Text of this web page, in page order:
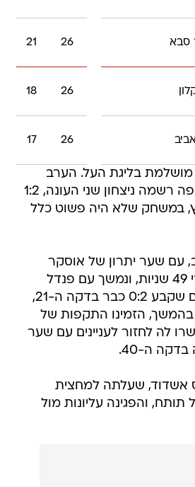
סבא 26
21
26
18
26
17
מושלמת בליגת העל. הערב
(ראשון) סגנית האלופה רשמה ניצחון שני העונה, 1:2
במשחק שלא היה פשוט כלל
עם שער יתרון של אוסקר
סקאריונה כבר אחרי 49 שניות, ונמשך עם פנדל
מדויק של טל בן חיים שקבע 0:2 כבר בדקה ה-21,
בהמשך, הזמינו התקפות של
לה לחזור לעניינים עם שער
ה-40.
אשדוד, שעלתה למחצית
תותח, והפגינה עליונות מול